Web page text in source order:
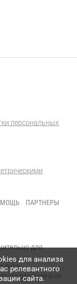
персональных
ПАРТНЕРЫ
для
быть
и не
для анализа
релевантного
сайта.